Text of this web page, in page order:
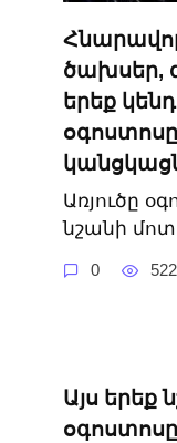
ծախսեր,
երեք
Առյուծը
նշանի մոտ
0 522
Այս երեք